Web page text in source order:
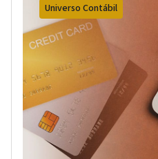
Universo Contábil